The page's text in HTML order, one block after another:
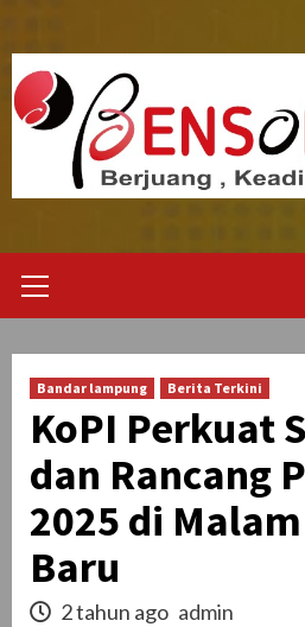
content
Menu
Bandar lampung Berita Terkini
KoPI Perkuat
dan Rancang
2025 di
Baru
2 tahun ago admin